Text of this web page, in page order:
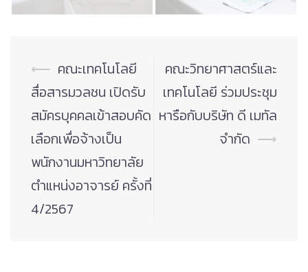
Post
navigation
⟵ คณะเทคโนโลยี
สื่อสารมวลชน เปิดรับ
สมัครบุคคลเข้าสอบคัด
เลือกเพื่อจ้างเป็น
พนักงานมหาวิทยาลัย
ตำแหน่งอาจารย์ ครั้งที่
4/2567
คณะวิทยาศาสตร์และ
เทคโนโลยี ร่วมประชุม
หารือกับบริษัท ดี เมทัล
จำกัด ⟶